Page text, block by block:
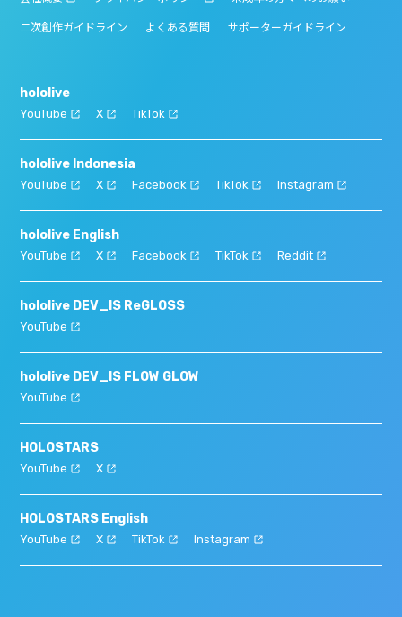
二次創作ガイドライン よくある質問 サポーターガイドライン
hololive
YouTube X TikTok
hololive Indonesia
YouTube X Facebook TikTok Instagram
hololive English
YouTube X Facebook TikTok Reddit
hololive DEV_IS ReGLOSS
YouTube
hololive DEV_IS FLOW GLOW
YouTube
HOLOSTARS
YouTube X
HOLOSTARS English
YouTube X TikTok Instagram